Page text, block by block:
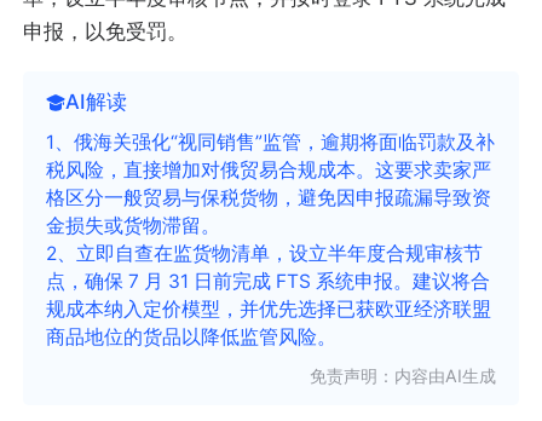
申报，以免受罚。
AI解读
1、俄海关强化“视同销售”监管，逾期将面临罚款及补
税风险，直接增加对俄贸易合规成本。这要求卖家严
格区分一般贸易与保税货物，避免因申报疏漏导致资
金损失或货物滞留。
2、立即自查在监货物清单，设立半年度合规审核节
点，确保 7 月 31 日前完成 FTS 系统申报。建议将合
规成本纳入定价模型，并优先选择已获欧亚经济联盟
商品地位的货品以降低监管风险。
免责声明：内容由AI生成